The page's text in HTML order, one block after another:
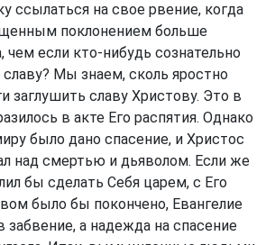
ссылаться на свое рвение, когда
поклонением больше
чем если кто-нибудь сознательно
славу? Мы знаем, сколь яростно
заглушить славу Христову. Это в
в акте Его распятия. Однако
было дано спасение, и Христос
над смертью и дьяволом. Если же
бы сделать Себя царем, с Его
было бы покончено, Евангелие
забвение, а надежда на спасение